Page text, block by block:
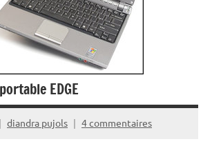
EDGE
diandra pujols 4 commentaires